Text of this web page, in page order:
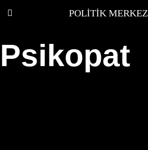
POLITIK MERKEZ
Psikopat